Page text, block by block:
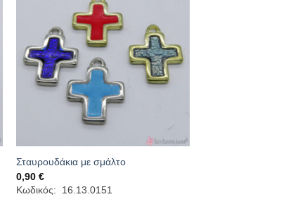
Σταυρουδάκια με σμάλτο
0,90€
Κωδικός: 16.13.0151